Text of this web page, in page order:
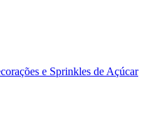
e Sprinkles de Açúcar